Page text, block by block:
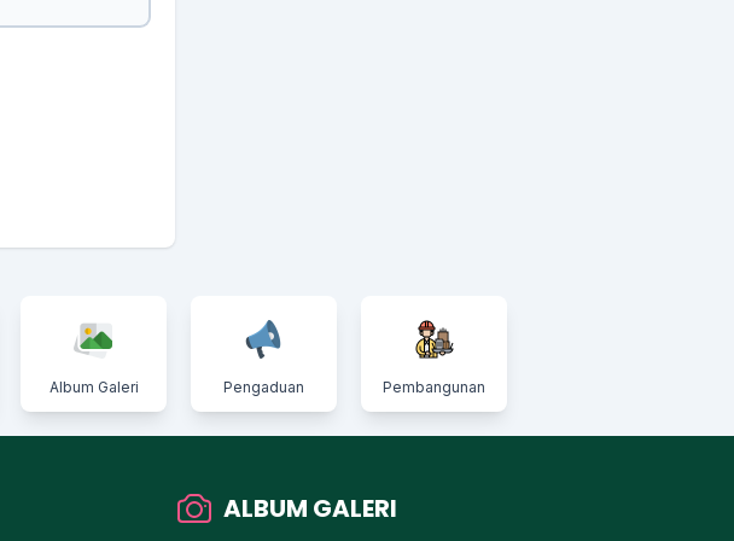
Album Galeri Pengaduan Pembangunan
ALBUM GALERI